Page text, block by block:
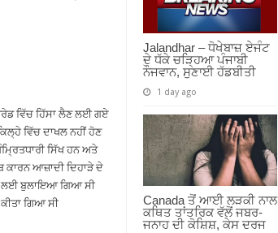
Jalandhar – ਧੋਖੇਬਾਜ਼ ਏਜੰਟ
ਦੇ ਧੱਕੇ ਚੜ੍ਹਿਆ ਪੰਜਾਬੀ
ਨੌਜਵਾਨ, ਸੁਣਾਈ ਹੱਡਬੀਤੀ
1 day ago
Canada ਤੋਂ ਆਈ ਲੜਕੀ ਨਾਲ
ਕਥਿਤ ਤਾਂਤਰਿਕ ਵੱਲੋਂ ਜਬਰ-
ਜਨਾਹ ਦੀ ਕੋਸ਼ਿਸ਼, ਕੇਸ ਦਰਜ
ਵਿੱਚ ਹਿੱਸਾ ਲੈਣ ਲਈ ਗਏ
ਵਿੱਚ ਦਾਖਲ ਨਹੀਂ ਹੋਣ
ਸਿੱਖ ਹਨ ਅਤੇ
ਕਾਰਨ ਆਜ਼ਾਦੀ ਦਿਹਾੜੇ ਦੇ
ਲਈ ਬੁਲਾਇਆ ਗਿਆ ਸੀ
ਗਿਆ ਸੀ